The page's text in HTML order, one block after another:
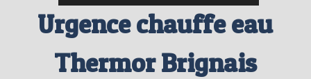
Urgence chauffe eau
Thermor Brignais